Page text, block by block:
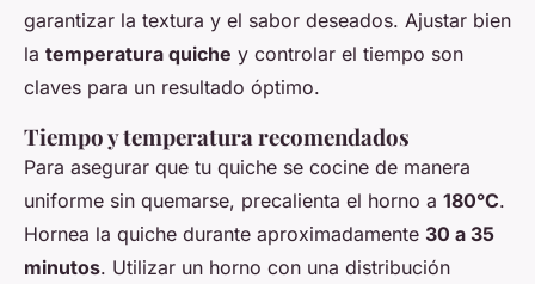
garantizar la textura y el sabor deseados. Ajustar bien
la temperatura quiche y controlar el tiempo son
claves para un resultado óptimo.
Tiempo y temperatura recomendados
Para asegurar que tu quiche se cocine de manera
uniforme sin quemarse, precalienta el horno a 180°C.
Hornea la quiche durante aproximadamente 30 a 35
minutos. Utilizar un horno con una distribución